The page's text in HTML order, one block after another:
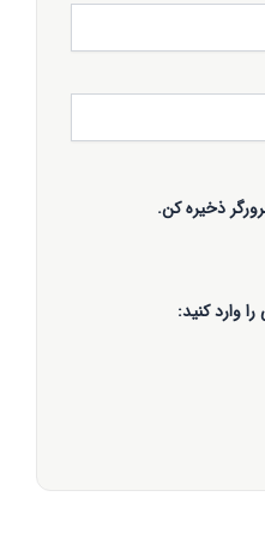
ذخیره کن.
وارد کنید: